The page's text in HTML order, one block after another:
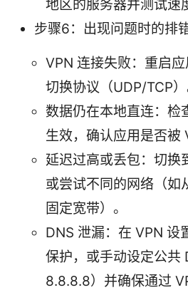
地区的服务器并测试速
步骤6：出现问题时的排
VPN 连接失败：重启应
切换协议（UDP/TCP）
数据仍在本地直连：
生效，确认应用是否被
延迟过高或丢包：切换
或尝试不同的网络（如
固定宽带）。
DNS 泄漏：在 VPN 设
保护，或手动设定公共
8.8.8.8）并确保通过